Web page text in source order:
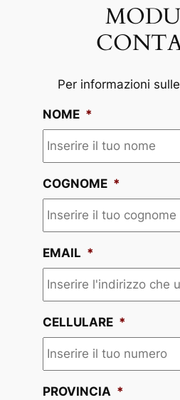
Per informazioni
NOME *
COGNOME *
EMAIL *
CELLULARE *
PROVINCIA *